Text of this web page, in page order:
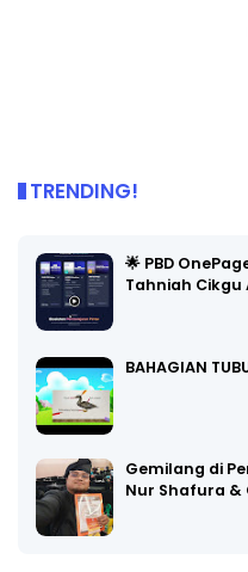
TRENDING!
🌟 PBD
Tahniah Cikgu
BAHAGIAN
Gemilang di
Nur Shafura &